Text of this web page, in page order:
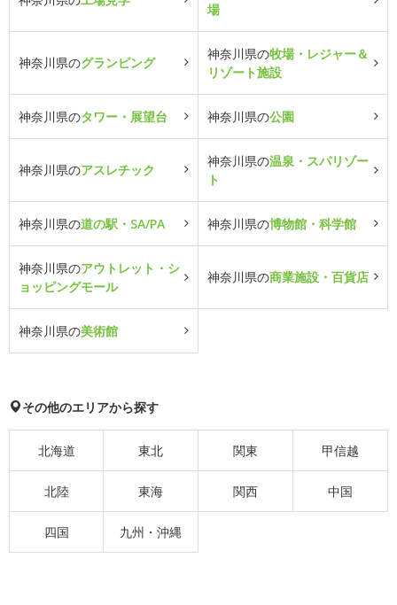
場
神奈川県のグランピング
神奈川県の牧場・レジャー＆
リゾート施設
神奈川県のタワー・展望台 神奈川県の公園
神奈川県のアスレチック
神奈川県の温泉・スパリゾー
ト
神奈川県の道の駅・SA/PA 神奈川県の博物館・科学館
神奈川県のアウトレット・シ
ョッピングモール
神奈川県の商業施設・百貨店
神奈川県の美術館
その他のエリアから探す
北海道 東北 関東 甲信越
北陸 東海 関西 中国
四国 九州・沖縄